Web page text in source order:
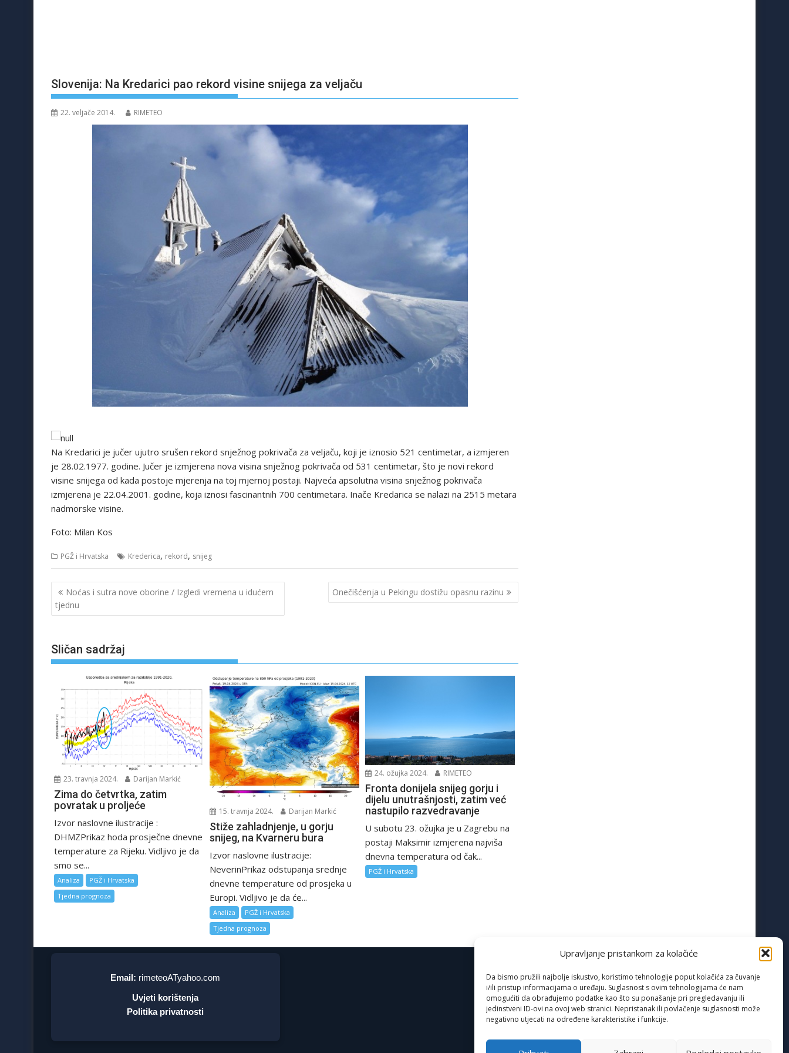
Upravljanje pristankom za kolačiće
Da bismo pružili najbolje iskustvo, koristimo tehnologije poput kolačića za čuvanje
i/ili pristup informacijama o uređaju. Suglasnost s ovim tehnologijama će nam
omogućiti da obrađujemo podatke kao što su ponašanje pri pregledavanju ili
jedinstveni ID-ovi na ovoj web stranici. Nepristanak ili povlačenje suglasnosti može
negativno utjecati na određene karakteristike i funkcije.
Slovenija: Na Kredarici pao rekord visine snijega za veljaču
22. veljače 2014. RIMETEO
Na Kredarici je jučer ujutro srušen rekord snježnog pokrivača za veljaču, koji je iznosio 521 centimetar, a izmjeren
je 28.02.1977. godine. Jučer je izmjerena nova visina snježnog pokrivača od 531 centimetar, što je novi rekord
visine snijega od kada postoje mjerenja na toj mjernoj postaji. Najveća apsolutna visina snježnog pokrivača
izmjerena je 22.04.2001. godine, koja iznosi fascinantnih 700 centimetara. Inače Kredarica se nalazi na 2515 metara
nadmorske visine.
Foto: Milan Kos
PGŽ i Hrvatska Krederica, rekord, snijeg
Navigacija
objava
Noćas i sutra nove oborine / Izgledi vremena u idućem
tjednu
Onečišćenja u Pekingu dostižu opasnu razinu
Sličan sadržaj
23. travnja 2024. Darijan Markić
Zima do četvrtka, zatim
povratak u proljeće
Izvor naslovne ilustracije :
DHMZPrikaz hoda prosječne dnevne
temperature za Rijeku. Vidljivo je da
smo se...
Analiza
PGŽ i Hrvatska
Tjedna prognoza
15. travnja 2024. Darijan Markić
Stiže zahladnjenje, u gorju
snijeg, na Kvarneru bura
Izvor naslovne ilustracije:
NeverinPrikaz odstupanja srednje
dnevne temperature od prosjeka u
Europi. Vidljivo je da će...
Analiza
PGŽ i Hrvatska
Tjedna prognoza
24. ožujka 2024. RIMETEO
Fronta donijela snijeg gorju i
dijelu unutrašnjosti, zatim već
nastupilo razvedravanje
U subotu 23. ožujka je u Zagrebu na
postaji Maksimir izmjerena najviša
dnevna temperatura od čak...
PGŽ i Hrvatska
Email: rimeteoATyahoo.com
Uvjeti korištenja
Politika privatnosti